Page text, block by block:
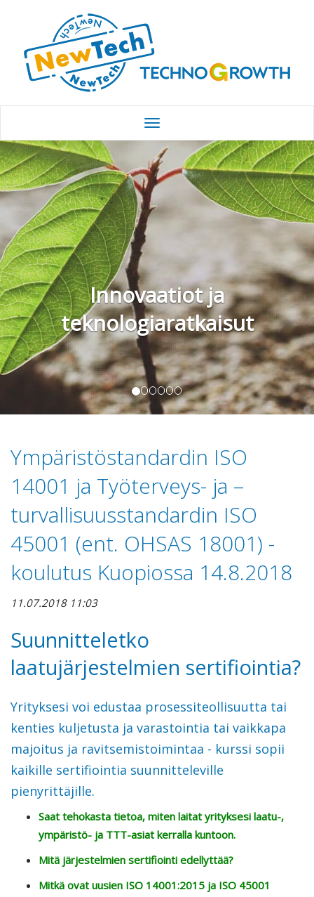
Innovaatiot ja
teknologiaratkaisut
Ympäristöstandardin ISO
14001 ja Työterveys- ja –
turvallisuusstandardin ISO
45001 (ent. OHSAS 18001) -
koulutus Kuopiossa 14.8.2018
11.07.2018 11:03
Suunnitteletko
laatujärjestelmien sertifiointia?
Yrityksesi voi edustaa prosessiteollisuutta tai
kenties kuljetusta ja varastointia tai vaikkapa
majoitus ja ravitsemistoimintaa - kurssi sopii
kaikille sertifiointia suunnitteleville
pienyrittäjille.
Saat tehokasta tietoa, miten laitat yrityksesi laatu-,
ympäristö- ja TTT-asiat kerralla kuntoon.
Mitä järjestelmien sertifiointi edellyttää?
Mitkä ovat uusien ISO 14001:2015 ja ISO 45001